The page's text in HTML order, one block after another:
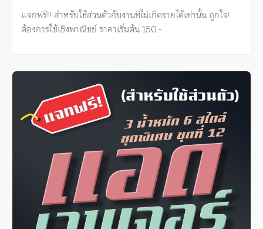
แจกฟรี!! สำหรับใช้ส่วนตัวกับงานที่ไม่เกิดรายได้เท่านั้น ถูกใจ!
ต้องการใช้เชิงพาณิชย์ ราคาเริ่มต้น 150.-